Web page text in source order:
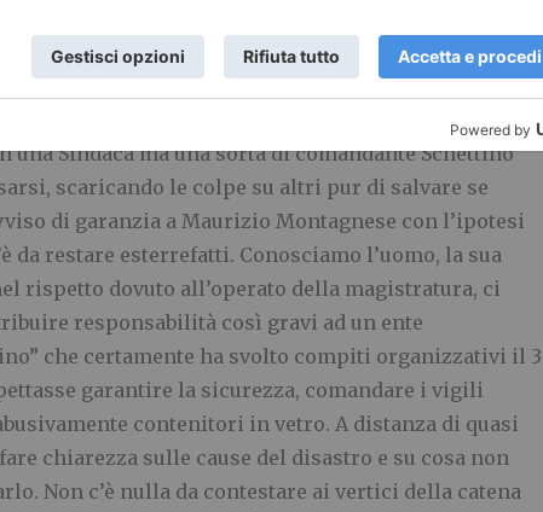
“LA CITTÀ SI INABISSA E LE COLPE SI SCARICANO SU
una Sindaca ma una sorta di comandante Schettino
scaricando le colpe su altri pur di salvare se
di garanzia a Maurizio Montagnese con l’ipotesi
da restare esterrefatti. Conosciamo l’uomo, la sua
rispetto dovuto all’operato della magistratura, ci
responsabilità così gravi ad un ente
che certamente ha svolto compiti organizzativi il 3
garantire la sicurezza, comandare i vigili
contenitori in vetro. A distanza di quasi
chiarezza sulle cause del disastro e su cosa non
Non c’è nulla da contestare ai vertici della catena